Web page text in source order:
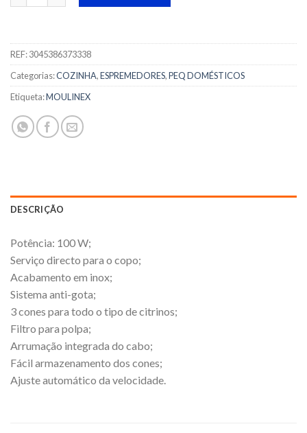
REF:3045386373338
Categorias:COZINHA,ESPREMEDORES,PEQ DOMÉSTICOS
Etiqueta:MOULINEX
DESCRIÇÃO
Potência: 100 W;
Serviço directo para o copo;
Acabamento em inox;
Sistema anti-gota;
3 cones para todo o tipo de citrinos;
Filtro para polpa;
Arrumação integrada do cabo;
Fácil armazenamento dos cones;
Ajuste automático da velocidade.